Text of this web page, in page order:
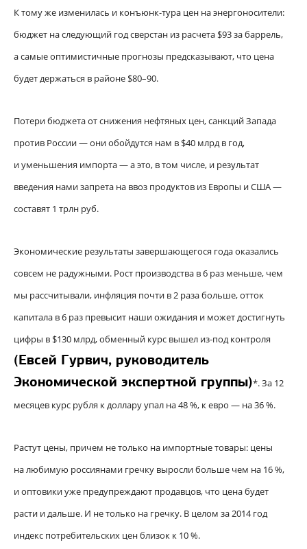
К тому же изменилась и конъюнк-тура цен на энергоносители:
бюджет на следующий год сверстан из расчета $93 за баррель,
а самые оптимистичные прогнозы предсказывают, что цена
будет держаться в районе $80–90.
Потери бюджета от снижения нефтяных цен, санкций Запада
против России — они обойдутся нам в $40 млрд в год,
и уменьшения импорта — а это, в том числе, и результат
введения нами запрета на ввоз продуктов из Европы и США —
составят 1 трлн руб.
Экономические результаты завершающегося года оказались
совсем не радужными. Рост производства в 6 раз меньше, чем
мы рассчитывали, инфляция почти в 2 раза больше, отток
капитала в 6 раз превысит наши ожидания и может достигнуть
цифры в $130 млрд, обменный курс вышел из-под контроля
(Евсей Гурвич, руководитель
Экономической экспертной группы)*. За 12
месяцев курс рубля к доллару упал на 48 %, к евро — на 36 %.
Растут цены, причем не только на импортные товары: цены
на любимую россиянами гречку выросли больше чем на 16 %,
и оптовики уже предупреждают продавцов, что цена будет
расти и дальше. И не только на гречку. В целом за 2014 год
индекс потребительских цен близок к 10 %.